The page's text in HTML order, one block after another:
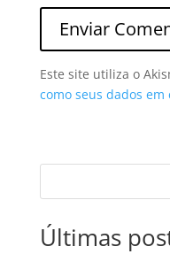
Este site utiliza o
como seus dados
Últimas